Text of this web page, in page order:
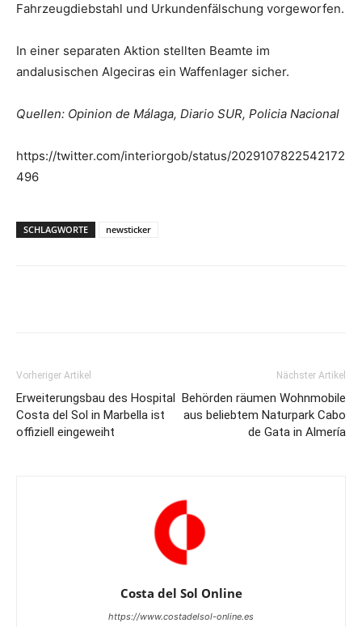
Fahrzeugdiebstahl und Urkundenfälschung vorgeworfen.
In einer separaten Aktion stellten Beamte im
andalusischen Algeciras ein Waffenlager sicher.
Quellen: Opinion de Málaga, Diario SUR, Policia Nacional
https://twitter.com/interiorgob/status/2029107822542172
496
SCHLAGWORTE newsticker
Vorheriger Artikel
Erweiterungsbau des Hospital
Costa del Sol in Marbella ist
offiziell eingeweiht
Nächster Artikel
Behörden räumen Wohnmobile
aus beliebtem Naturpark Cabo
de Gata in Almería
Costa del Sol Online
https://www.costadelsol-online.es